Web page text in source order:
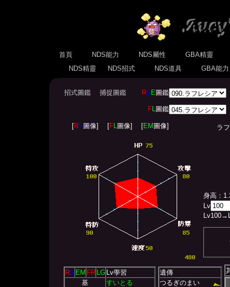
首頁 NDS能力 NDS屬性
GBA精靈
NDS精靈
NDS招式 NDS道具 GBA能
招式圖鑑 捕捉圖鑑 RS E圖鑑
FL圖鑑
[RS 圖像] [FL圖像] [EM 圖像] ラフ
身高：
Lv
Lv100
RS EM FR LG Lv學習
基
すいとる
遺傳
つるぎのまい